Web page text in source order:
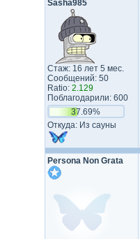
Sasha985
Стаж: 16 лет 5 мес.
Сообщений: 50
Ratio: 2.129
Поблагодарили: 600
37.69%
Откуда: Из сауны
Persona Non Grata